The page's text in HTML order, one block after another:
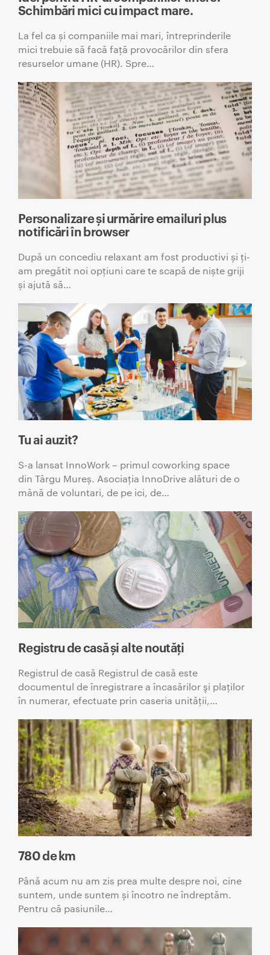
Schimbări mici cu impact mare.
La fel ca și companiile mai mari, întreprinderile
mici trebuie să facă față provocărilor din sfera
resurselor umane (HR). Spre…
Personalizare și urmărire emailuri plus
notificări în browser
După un concediu relaxant am fost productivi și ți-
am pregătit noi opțiuni care te scapă de niște griji
și ajută să…
Tu ai auzit?
S-a lansat InnoWork – primul coworking space
din Târgu Mureș. Asociația InnoDrive alături de o
mână de voluntari, de pe ici, de…
Registru de casă și alte noutăți
Registrul de casă Registrul de casă este
documentul de înregistrare a încasărilor şi plaţilor
în numerar, efectuate prin caseria unităţii,…
780 de km
Până acum nu am zis prea multe despre noi, cine
suntem, unde suntem și încotro ne îndreptăm.
Pentru că pasiunile…